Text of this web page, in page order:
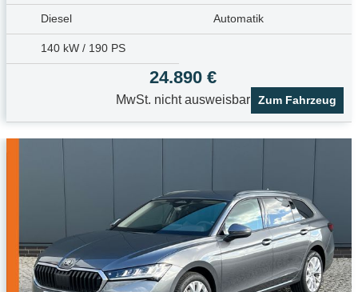
Diesel Automatik
140 kW / 190 PS
24.890 €
MwSt. nicht ausweisbar Zum Fahrzeug